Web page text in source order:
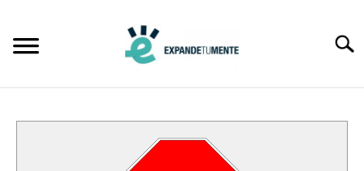
content